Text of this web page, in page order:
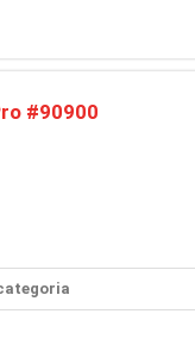
#90900